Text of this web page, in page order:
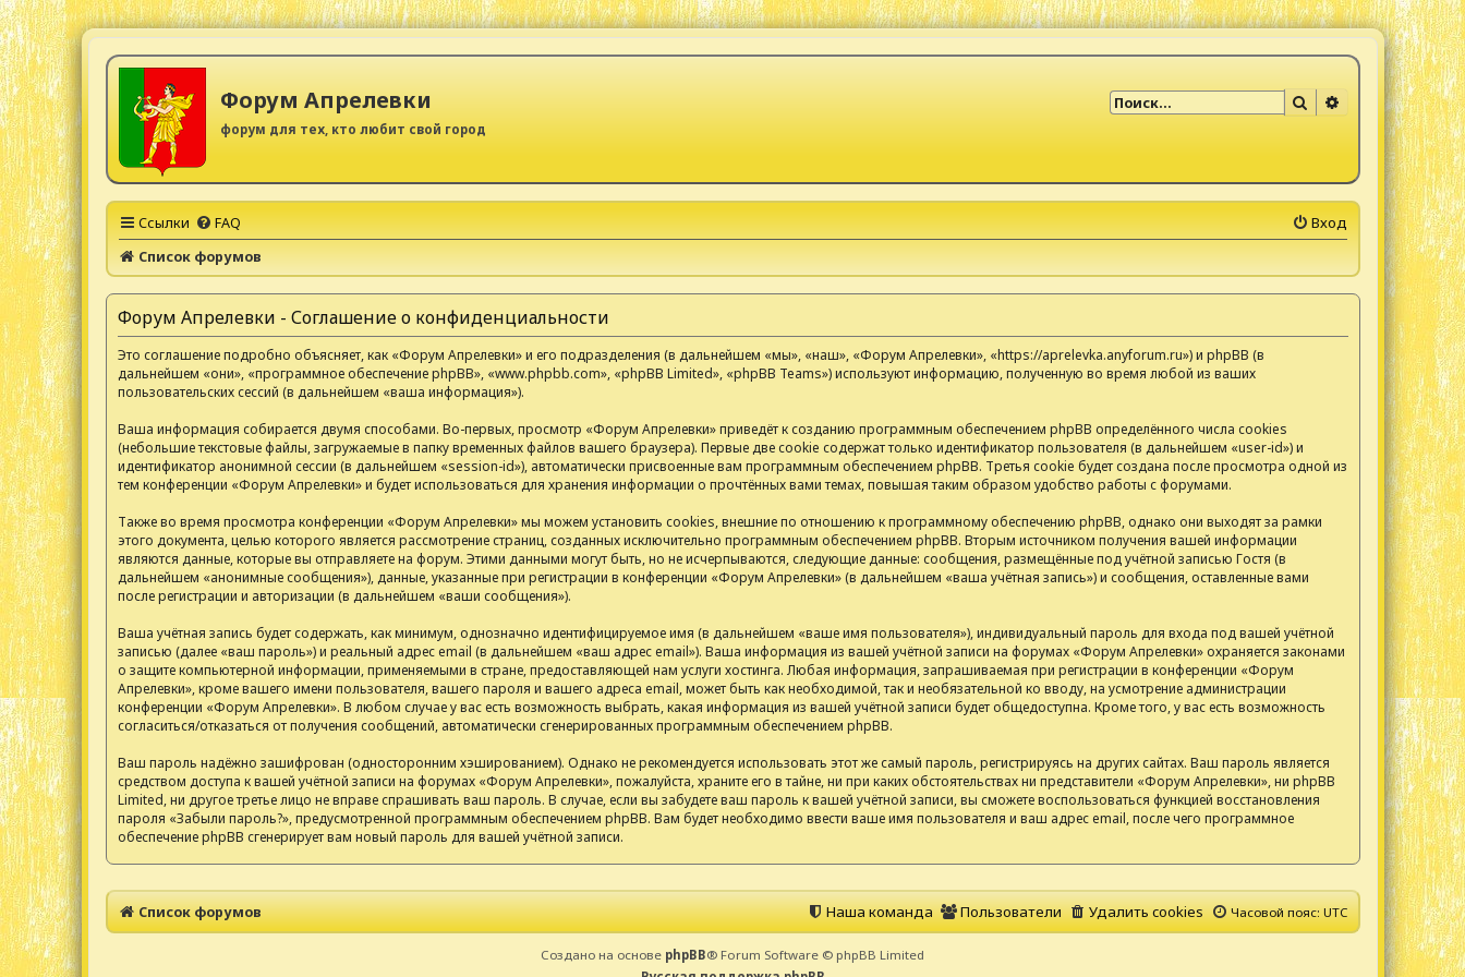
Форум Апрелевки
форум для тех, кто любит свой город
Поиск Расширенный
Ссылки FAQ
Вход
Список форумов
Форум Апрелевки - Соглашение о конфиденциальности
Это соглашение подробно объясняет, как «Форум Апрелевки» и его подразделения (в дальнейшем «мы», «наш», «Форум Апрелевки», «https://aprelevka.anyforum.ru») и phpBB (в
дальнейшем «они», «программное обеспечение phpBB», «www.phpbb.com», «phpBB Limited», «phpBB Teams») используют информацию, полученную во время любой из ваших
пользовательских сессий (в дальнейшем «ваша информация»).
Ваша информация собирается двумя способами. Во-первых, просмотр «Форум Апрелевки» приведёт к созданию программным обеспечением phpBB определённого числа cookies
(небольшие текстовые файлы, загружаемые в папку временных файлов вашего браузера). Первые две cookie содержат только идентификатор пользователя (в дальнейшем «user-id») и
идентификатор анонимной сессии (в дальнейшем «session-id»), автоматически присвоенные вам программным обеспечением phpBB. Третья cookie будет создана после просмотра одной из
тем конференции «Форум Апрелевки» и будет использоваться для хранения информации о прочтённых вами темах, повышая таким образом удобство работы с форумами.
Также во время просмотра конференции «Форум Апрелевки» мы можем установить cookies, внешние по отношению к программному обеспечению phpBB, однако они выходят за рамки
этого документа, целью которого является рассмотрение страниц, созданных исключительно программным обеспечением phpBB. Вторым источником получения вашей информации
являются данные, которые вы отправляете на форум. Этими данными могут быть, но не исчерпываются, следующие данные: сообщения, размещённые под учётной записью Гостя (в
дальнейшем «анонимные сообщения»), данные, указанные при регистрации в конференции «Форум Апрелевки» (в дальнейшем «ваша учётная запись») и сообщения, оставленные вами
после регистрации и авторизации (в дальнейшем «ваши сообщения»).
Ваша учётная запись будет содержать, как минимум, однозначно идентифицируемое имя (в дальнейшем «ваше имя пользователя»), индивидуальный пароль для входа под вашей учётной
записью (далее «ваш пароль») и реальный адрес email (в дальнейшем «ваш адрес email»). Ваша информация из вашей учётной записи на форумах «Форум Апрелевки» охраняется законами
о защите компьютерной информации, применяемыми в стране, предоставляющей нам услуги хостинга. Любая информация, запрашиваемая при регистрации в конференции «Форум
Апрелевки», кроме вашего имени пользователя, вашего пароля и вашего адреса email, может быть как необходимой, так и необязательной ко вводу, на усмотрение администрации
конференции «Форум Апрелевки». В любом случае у вас есть возможность выбрать, какая информация из вашей учётной записи будет общедоступна. Кроме того, у вас есть возможность
согласиться/отказаться от получения сообщений, автоматически сгенерированных программным обеспечением phpBB.
Ваш пароль надёжно зашифрован (односторонним хэшированием). Однако не рекомендуется использовать этот же самый пароль, регистрируясь на других сайтах. Ваш пароль является
средством доступа к вашей учётной записи на форумах «Форум Апрелевки», пожалуйста, храните его в тайне, ни при каких обстоятельствах ни представители «Форум Апрелевки», ни phpBB
Limited, ни другое третье лицо не вправе спрашивать ваш пароль. В случае, если вы забудете ваш пароль к вашей учётной записи, вы сможете воспользоваться функцией восстановления
пароля «Забыли пароль?», предусмотренной программным обеспечением phpBB. Вам будет необходимо ввести ваше имя пользователя и ваш адрес email, после чего программное
обеспечение phpBB сгенерирует вам новый пароль для вашей учётной записи.
Список форумов Часовой пояс:UTC
Удалить cookies
Пользователи
Наша команда
Создано на основе phpBB® Forum Software © phpBB Limited